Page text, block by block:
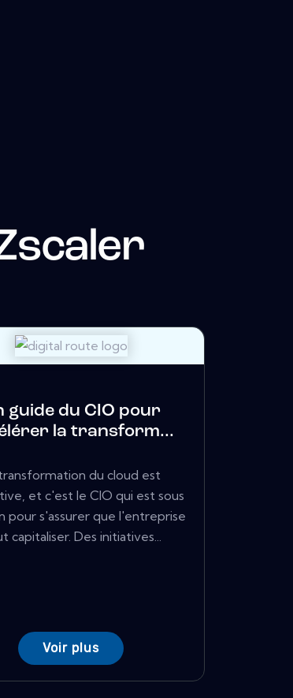
guide du CIO pour
la transform...
du cloud est
et c'est le CIO qui est sous
pour s'assurer que l'entreprise
capitaliser. Des initiatives...
Voir plus